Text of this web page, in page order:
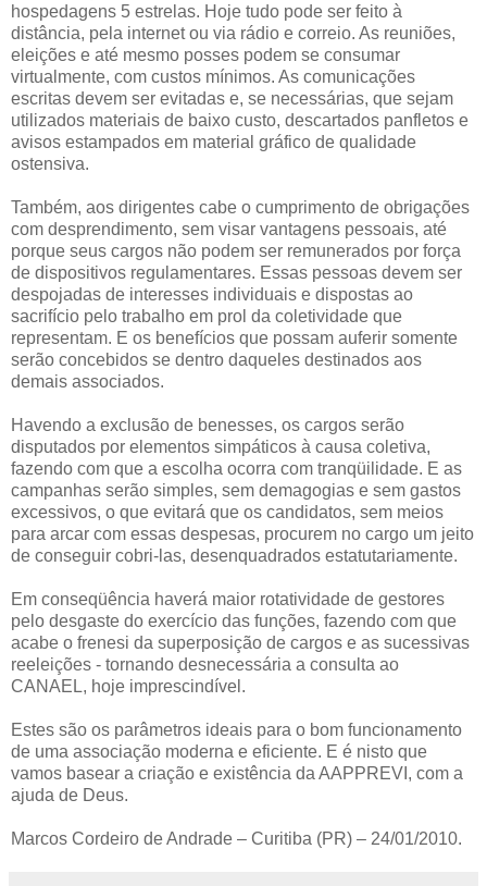
hospedagens 5 estrelas. Hoje tudo pode ser feito à
distância, pela internet ou via rádio e correio. As reuniões,
eleições e até mesmo posses podem se consumar
virtualmente, com custos mínimos. As comunicações
escritas devem ser evitadas e, se necessárias, que sejam
utilizados materiais de baixo custo, descartados panfletos e
avisos estampados em material gráfico de qualidade
ostensiva.
Também, aos dirigentes cabe o cumprimento de obrigações
com desprendimento, sem visar vantagens pessoais, até
porque seus cargos não podem ser remunerados por força
de dispositivos regulamentares. Essas pessoas devem ser
despojadas de interesses individuais e dispostas ao
sacrifício pelo trabalho em prol da coletividade que
representam. E os benefícios que possam auferir somente
serão concebidos se dentro daqueles destinados aos
demais associados.
Havendo a exclusão de benesses, os cargos serão
disputados por elementos simpáticos à causa coletiva,
fazendo com que a escolha ocorra com tranqüilidade. E as
campanhas serão simples, sem demagogias e sem gastos
excessivos, o que evitará que os candidatos, sem meios
para arcar com essas despesas, procurem no cargo um jeito
de conseguir cobri-las, desenquadrados estatutariamente.
Em conseqüência haverá maior rotatividade de gestores
pelo desgaste do exercício das funções, fazendo com que
acabe o frenesi da superposição de cargos e as sucessivas
reeleições - tornando desnecessária a consulta ao
CANAEL, hoje imprescindível.
Estes são os parâmetros ideais para o bom funcionamento
de uma associação moderna e eficiente. E é nisto que
vamos basear a criação e existência da AAPPREVI, com a
ajuda de Deus.
Marcos Cordeiro de Andrade – Curitiba (PR) – 24/01/2010.